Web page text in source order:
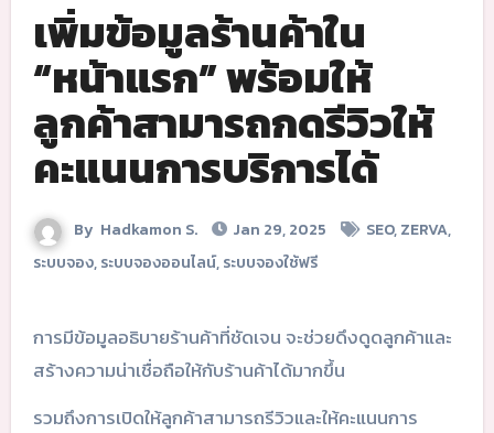
เพิ่มข้อมูลร้านค้าใน
“หน้าแรก” พร้อมให้
ลูกค้าสามารถกดรีวิวให้
คะแนนการบริการได้
By Hadkamon S. Jan 29, 2025 SEO,ZERVA,
ระบบจอง,ระบบจองออนไลน์,ระบบจองใช้ฟรี
การมีข้อมูลอธิบายร้านค้าที่ชัดเจน จะช่วยดึงดูดลูกค้าและ
สร้างความน่าเชื่อถือให้กับร้านค้าได้มากขึ้น
รวมถึงการเปิดให้ลูกค้าสามารถรีวิวและให้คะแนนการ